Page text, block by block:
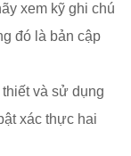
xem kỹ ghi chú
đó là bản cập
và sử dụng
xác thực hai